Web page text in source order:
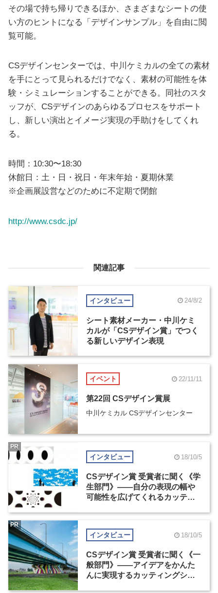
その場で持ち帰りできるほか、さまざまなシートの使
い方のヒントになる「デザインサンプル」を自由に閲
覧可能。
CSデザインセンターでは、中川ケミカルの全ての素材
を手にとって見られるだけでなく、素材の可能性を体
験・シミュレーションすることができる。同社のスタ
ッフが、CSデザインのあらゆるプロセスをサポート
し、新しい演出とイメージ実現の手助けをしてくれ
る。
時間：10:30〜18:30
休館日：土・日・祝日・年末年始・夏期休業
※企画展設営などのために不定期で閉館
http://www.csdc.jp/
関連記事
インタビュー 24/8/2
シート素材メーカー・中川ケミ
カルが「CSデザイン賞」でつく
る新しいデザイン表現
イベント 22/11/11
第22回 CSデザイン賞展
中川ケミカル CSデザインセンター
インタビュー 18/10/5
CSデザイン賞 受賞者に聞く《学
生部門》——自分の表現の幅や
可能性を広げてくれるカッティ
PR
インタビュー 18/10/5
CSデザイン賞 受賞者に聞く《一
般部門》——アイデアをかんた
んに実現するカッティングシー
PR